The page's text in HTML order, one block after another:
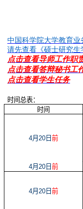
中国科学院大学教育业
请先查看《硕士研究生
点击查看导师工作职
点击查看答辩秘书工
点击查看学生任务
时间总表：
时间
4月 20 日 前
4月 20 日 前
4月 20 日 前